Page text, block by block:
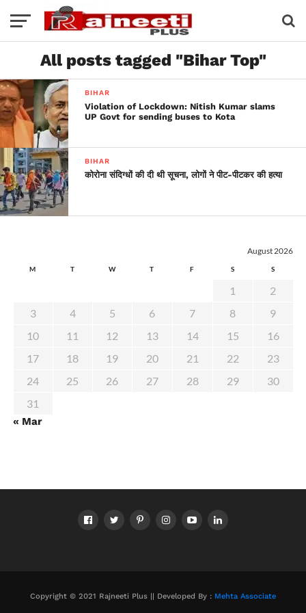
All posts tagged "Bihar Top"
BIHAR
Violation of Lockdown: Nitish Kumar slams
UP Govt for sending buses to Kota
BIHAR
कोरोना संदिग्धों की दी थी सूचना, लोगों ने पीट-पीटकर की हत्या
August 2026
M T W T F S S
1
2
3
4 5 6 7 8
9
10
11 12 13 14 15
16
17
18 19 20 21 22
23
24
25 26 27 28 29
30
31
« Mar
Copyright © 2021 Rajneeti Plus || Developed By : Mehta Associate